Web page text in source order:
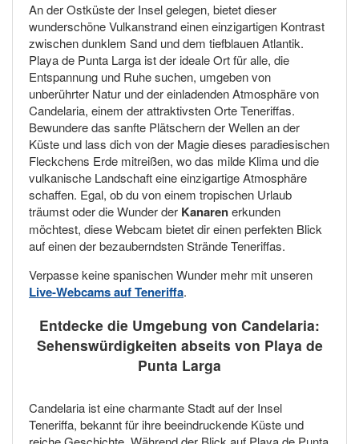
An der Ostküste der Insel gelegen, bietet dieser
wunderschöne Vulkanstrand einen einzigartigen Kontrast
zwischen dunklem Sand und dem tiefblauen Atlantik.
Playa de Punta Larga ist der ideale Ort für alle, die
Entspannung und Ruhe suchen, umgeben von
unberührter Natur und der einladenden Atmosphäre von
Candelaria, einem der attraktivsten Orte Teneriffas.
Bewundere das sanfte Plätschern der Wellen an der
Küste und lass dich von der Magie dieses paradiesischen
Fleckchens Erde mitreißen, wo das milde Klima und die
vulkanische Landschaft eine einzigartige Atmosphäre
schaffen. Egal, ob du von einem tropischen Urlaub
träumst oder die Wunder der Kanarenerkunden
möchtest, diese Webcam bietet dir einen perfekten Blick
auf einen der bezauberndsten Strände Teneriffas.
Verpasse keine spanischen Wunder mehr mit unseren
Live-Webcams auf Teneriffa.
Entdecke die Umgebung von Candelaria:
Sehenswürdigkeiten abseits von Playa de
Punta Larga
Candelaria ist eine charmante Stadt auf der Insel
Teneriffa, bekannt für ihre beeindruckende Küste und